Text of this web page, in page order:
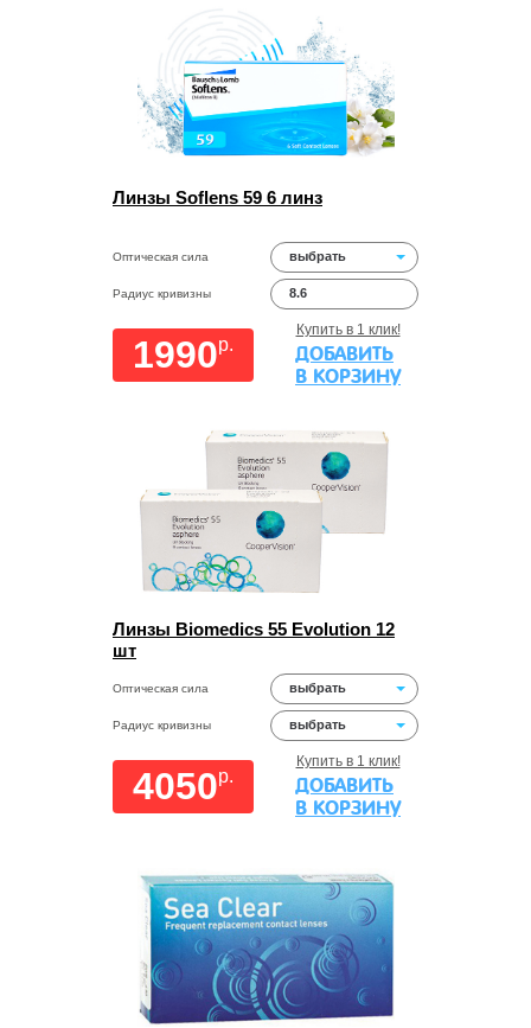
Линзы Soflens 59 6 линз
Оптическая сила выбрать
Радиус кривизны 8.6
1990p.
Купить в 1 клик!
ДОБАВИТЬ
В КОРЗИНУ
Линзы Biomedics 55 Evolution 12
шт
Оптическая сила выбрать
Радиус кривизны выбрать
4050p.
Купить в 1 клик!
ДОБАВИТЬ
В КОРЗИНУ